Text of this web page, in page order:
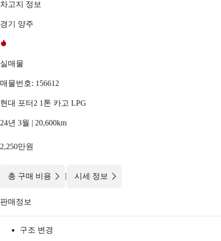
차고지 정보
경기 양주
실매물
매물번호: 156612
현대 포터2 1톤 카고 LPG
24년 3월 | 20,600km
2,250만원
총 구매 비용 | 시세 정보
판매정보
구조 변경